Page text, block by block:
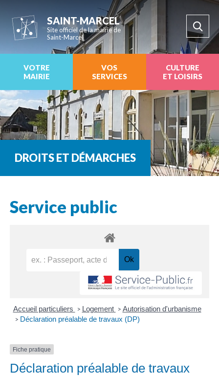
SAINT-MARCEL
Site officiel de la mairie de
Saint-Marcel
VOTRE
MAIRIE
VOS
SERVICES
CULTURE
ET LOISIRS
DROITS ET DÉMARCHES
Service public
Accueil particuliers > Logement > Autorisation d'urbanisme
> Déclaration préalable de travaux (DP)
Fiche pratique
Déclaration préalable de travaux